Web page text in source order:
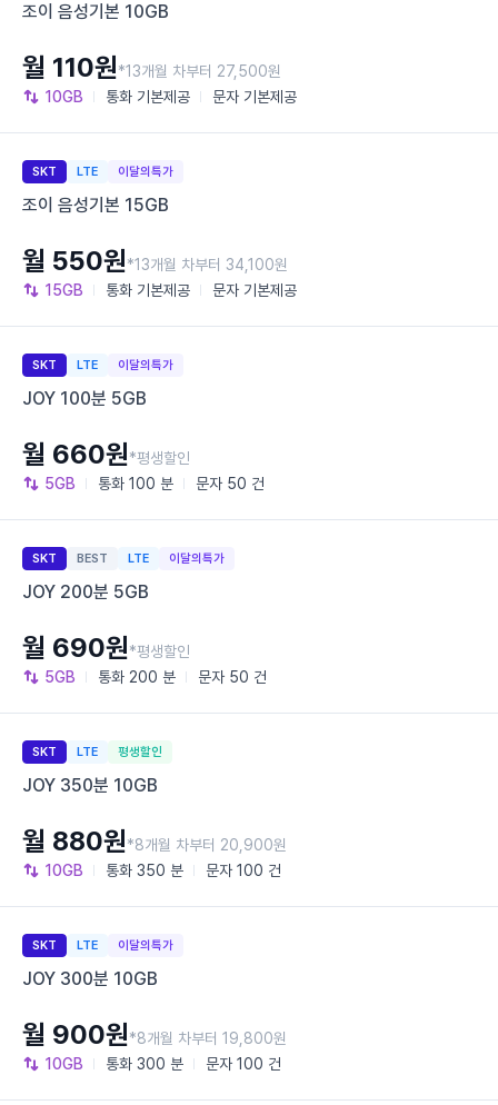
조이 음성기본 10GB
10GB 통화 기본제공 문자 기본제공
월 110원*13개월 차부터 27,500원
SKT LTE 이달의특가
조이 음성기본 15GB
15GB 통화 기본제공 문자 기본제공
월 550원*13개월 차부터 34,100원
SKT LTE 이달의특가
JOY 100분 5GB
5GB 통화 100 분 문자 50 건
월 660원*평생할인
SKT BEST LTE 이달의특가
JOY 200분 5GB
5GB 통화 200 분 문자 50 건
월 690원*평생할인
SKT LTE 평생할인
JOY 350분 10GB
10GB 통화 350 분 문자 100 건
월 880원*8개월 차부터 20,900원
SKT LTE 이달의특가
JOY 300분 10GB
10GB 통화 300 분 문자 100 건
월 900원*8개월 차부터 19,800원